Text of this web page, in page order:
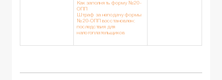
Как заполнять форму № 20-
ОПП
Штраф за неподачу формы
№ 20-ОПП восстановлен:
последствия для
налогоплательщиков